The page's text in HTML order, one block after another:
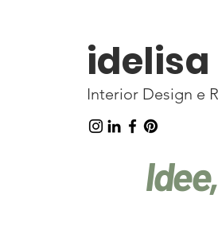
Interior Design e